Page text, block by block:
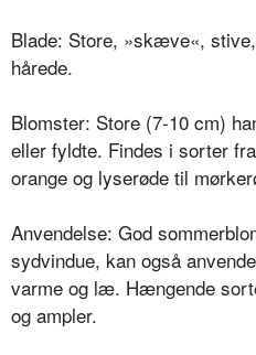
Blade: Store, »skæve«,
hårede.
Blomster: Store (7-10 cm)
eller fyldte. Findes i sorter
orange og lyserøde til
Anvendelse: God
sydvin­due, kan også
varme og læ. Hængende
og ampler.